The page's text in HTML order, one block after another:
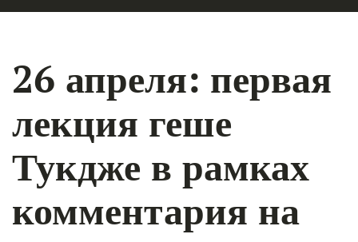
26 апреля: первая
лекция геше
Тукдже в рамках
комментария на